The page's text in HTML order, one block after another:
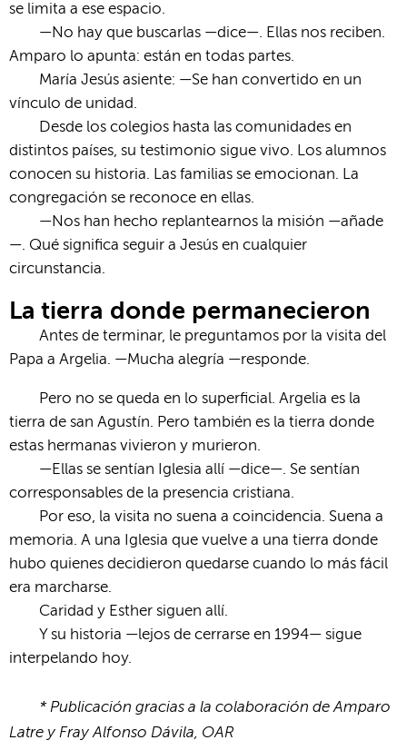
se limita a ese espacio.
—No hay que buscarlas —dice—. Ellas nos reciben.
Amparo lo apunta: están en todas partes.
María Jesús asiente: —Se han convertido en un
vínculo de unidad.
Desde los colegios hasta las comunidades en
distintos países, su testimonio sigue vivo. Los alumnos
conocen su historia. Las familias se emocionan. La
congregación se reconoce en ellas.
—Nos han hecho replantearnos la misión —añade
—. Qué significa seguir a Jesús en cualquier
circunstancia.
La tierra donde permanecieron
Antes de terminar, le preguntamos por la visita del
Papa a Argelia. —Mucha alegría —responde.
Pero no se queda en lo superficial. Argelia es la
tierra de san Agustín. Pero también es la tierra donde
estas hermanas vivieron y murieron.
—Ellas se sentían Iglesia allí —dice—. Se sentían
corresponsables de la presencia cristiana.
Por eso, la visita no suena a coincidencia. Suena a
memoria. A una Iglesia que vuelve a una tierra donde
hubo quienes decidieron quedarse cuando lo más fácil
era marcharse.
Caridad y Esther siguen allí.
Y su historia —lejos de cerrarse en 1994— sigue
interpelando hoy.
* Publicación gracias a la colaboración de Amparo
Latre y Fray Alfonso Dávila, OAR